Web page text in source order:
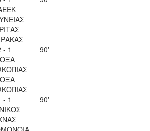
- 1
90'
- 1
90'